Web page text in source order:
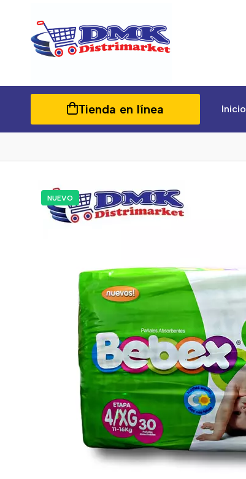
Tienda en línea Inicio
NUEVO